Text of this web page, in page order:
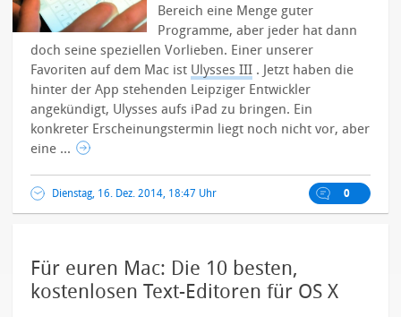
Bereich eine Menge guter
Programme, aber jeder hat dann
doch seine speziellen Vorlieben. Einer unserer
Favoriten auf dem Mac ist Ulysses III . Jetzt haben die
hinter der App stehenden Leipziger Entwickler
angekündigt, Ulysses aufs iPad zu bringen. Ein
konkreter Erscheinungstermin liegt noch nicht vor, aber
eine ...
Dienstag, 16. Dez. 2014, 18:47 Uhr 0
Für euren Mac: Die 10 besten,
kostenlosen Text-Editoren für OS X